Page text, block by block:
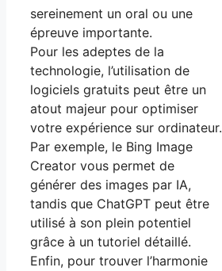
sereinement un oral ou une
épreuve importante.
Pour les adeptes de la
technologie, l’utilisation de
logiciels gratuits peut être un
atout majeur pour optimiser
votre expérience sur ordinateur.
Par exemple, le Bing Image
Creator vous permet de
générer des images par IA,
tandis que ChatGPT peut être
utilisé à son plein potentiel
grâce à un tutoriel détaillé.
Enfin, pour trouver l’harmonie